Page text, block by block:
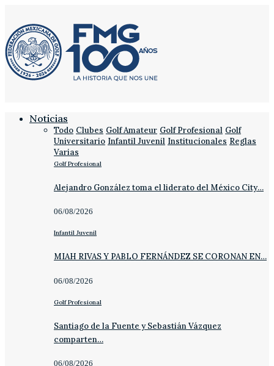
Noticias
Todo Clubes Golf Amateur Golf Profesional Golf
Universitario Infantil Juvenil Institucionales Reglas
Varias
Golf Profesional
Alejandro González toma el liderato del México City…
06/08/2026
Infantil Juvenil
MIAH RIVAS Y PABLO FERNÁNDEZ SE CORONAN EN…
06/08/2026
Golf Profesional
Santiago de la Fuente y Sebastián Vázquez
comparten…
06/08/2026